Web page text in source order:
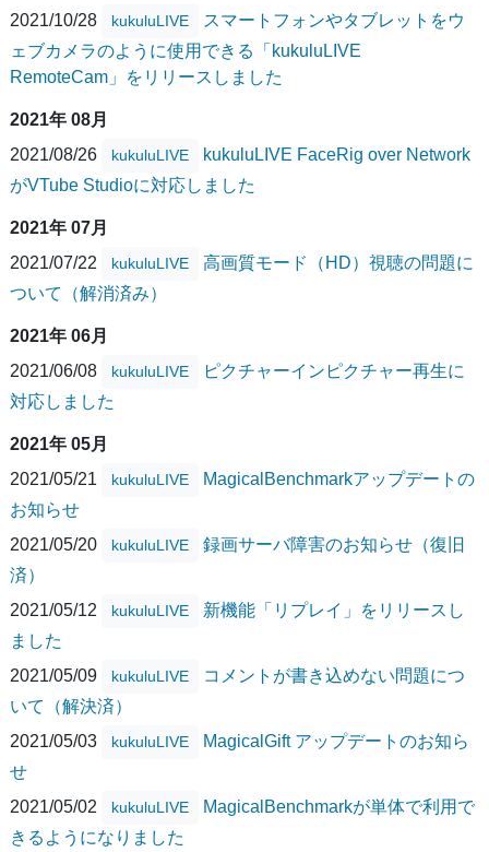
2021/10/28
kukuluLIVE
スマートフォンやタブレットをウ
ェブカメラのように使用できる「kukuluLIVE
RemoteCam」をリリースしました
2021年 08月
2021/08/26
kukuluLIVE
kukuluLIVE FaceRig over Network
がVTube Studioに対応しました
2021年 07月
2021/07/22
kukuluLIVE
高画質モード（HD）視聴の問題に
ついて（解消済み）
2021年 06月
2021/06/08
kukuluLIVE
ピクチャーインピクチャー再生に
対応しました
2021年 05月
2021/05/21
kukuluLIVE
MagicalBenchmarkアップデートの
お知らせ
2021/05/20
kukuluLIVE
録画サーバ障害のお知らせ（復旧
済）
2021/05/12
kukuluLIVE
新機能「リプレイ」をリリースし
ました
2021/05/09
kukuluLIVE
コメントが書き込めない問題につ
いて（解決済）
2021/05/03
kukuluLIVE
MagicalGift アップデートのお知ら
せ
2021/05/02
kukuluLIVE
MagicalBenchmarkが単体で利用で
きるようになりました